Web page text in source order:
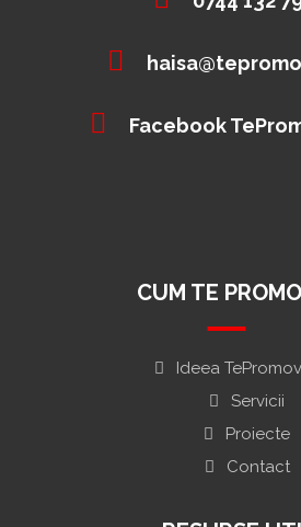
Facebook
CUM TE
Ideea
Servicii
Proiecte
Contact